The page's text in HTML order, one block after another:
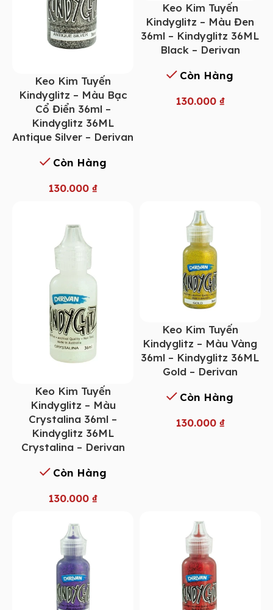
Keo Kim Tuyến
Kindyglitz – Màu Bạc
Cổ Điển 36ml –
Kindyglitz 36ML
Antique Silver – Derivan
Còn Hàng
130.000 ₫
Keo Kim Tuyến
Kindyglitz – Màu Đen
36ml – Kindyglitz 36ML
Black – Derivan
Còn Hàng
130.000 ₫
Keo Kim Tuyến
Kindyglitz – Màu
Crystalina 36ml –
Kindyglitz 36ML
Crystalina – Derivan
Còn Hàng
130.000 ₫
Keo Kim Tuyến
Kindyglitz – Màu Vàng
36ml – Kindyglitz 36ML
Gold – Derivan
Còn Hàng
130.000 ₫